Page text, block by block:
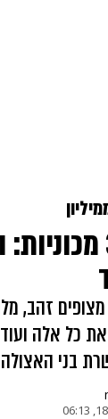
מעל 3,000
זהב,
כל אלה
בני